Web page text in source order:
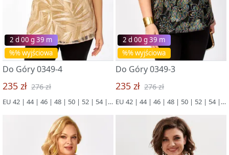
%% wyjściowa
2 d 00 g 39 m
Do Góry 0349-4
235 zł 276 zł
EU 42 | 44 | 46 | 48 | 50 | 52 | 54 | 56 | 58 | 60 | 62 | 64 | 66
%% wyjściowa
2 d 00 g 39 m
Do Góry 0349-3
235 zł 276 zł
EU 42 | 44 | 46 | 48 | 50 | 52 | 54 | 56 | 58 | 60 | 62 | 64 | 66